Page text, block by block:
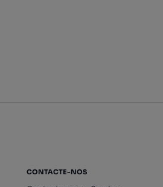
CONTACTE-NOS